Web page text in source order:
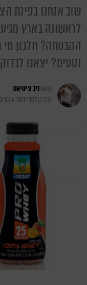
שוב אנחנו בפינת
לראשונה בארץ
ההבטחה? חלבון מי
וטעים? יצאנו
מאתניב ציטיאט
עודכן לפנילפני 4 שנים